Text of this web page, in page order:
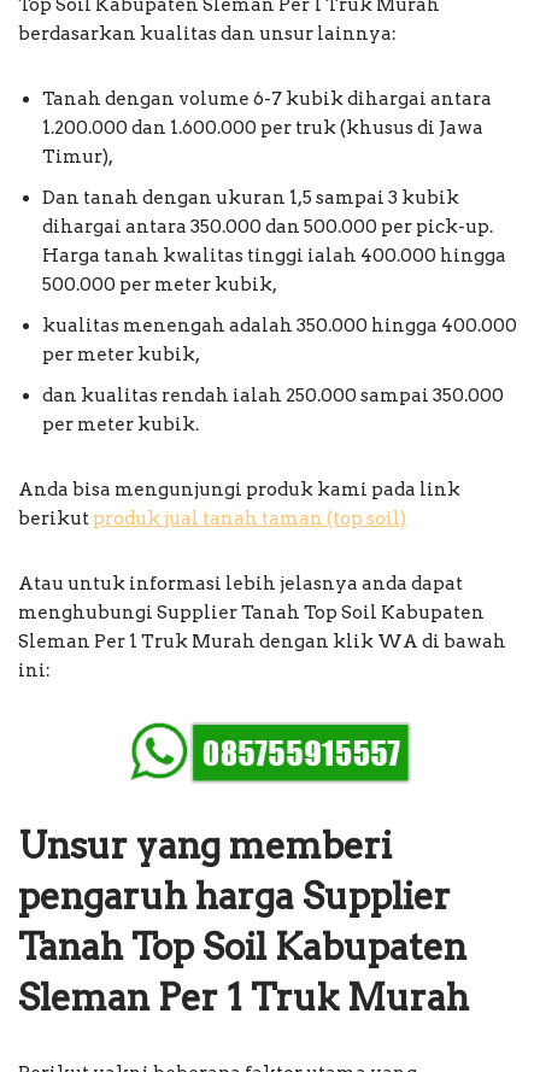
Top Soil Kabupaten Sleman Per 1 Truk Murah
berdasarkan kualitas dan unsur lainnya:
Tanah dengan volume 6-7 kubik dihargai antara
1.200.000 dan 1.600.000 per truk (khusus di Jawa
Timur),
Dan tanah dengan ukuran 1,5 sampai 3 kubik
dihargai antara 350.000 dan 500.000 per pick-up.
Harga tanah kwalitas tinggi ialah 400.000 hingga
500.000 per meter kubik,
kualitas menengah adalah 350.000 hingga 400.000
per meter kubik,
dan kualitas rendah ialah 250.000 sampai 350.000
per meter kubik.
Anda bisa mengunjungi produk kami pada link
berikut produk jual tanah taman (top soil)
Atau untuk informasi lebih jelasnya anda dapat
menghubungi Supplier Tanah Top Soil Kabupaten
Sleman Per 1 Truk Murah dengan klik WA di bawah
ini:
Unsur yang memberi
pengaruh harga Supplier
Tanah Top Soil Kabupaten
Sleman Per 1 Truk Murah